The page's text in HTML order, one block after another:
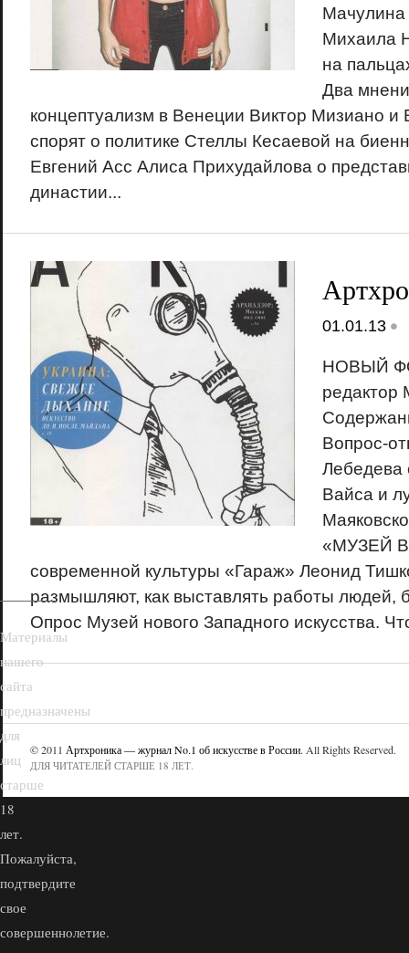
Мачулина
Михаила
на
Два
концептуализм в Венеции Виктор Мизиано и
спорят о политике Стеллы Кесаевой на
Евгений Асс Алиса Прихудайлова о
династии...
01.01.13 •
НОВЫЙ
редактор
Вопрос-
Лебедева
Вайса и
«МУЗЕЙ
современной культуры «Гараж» Леонид
размышляют, как выставлять работы людей,
Опрос Музей нового Западного искусства.
© 2011 Артхроника — журнал No.1 об искусстве в России. All Rights Reserved.
ДЛЯ ЧИТАТЕЛЕЙ СТАРШЕ 18 ЛЕТ.
18+
Материалы
нашего
сайта
предназначены
для
лиц
старше
18
лет.
Пожалуйста,
подтвердите
свое
совершеннолетие.